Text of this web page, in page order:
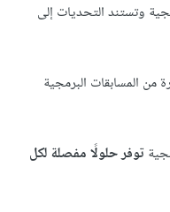
وتستند التحديات إلى
المسابقات البرمجية
توفر حلولًا مفصلة لكل